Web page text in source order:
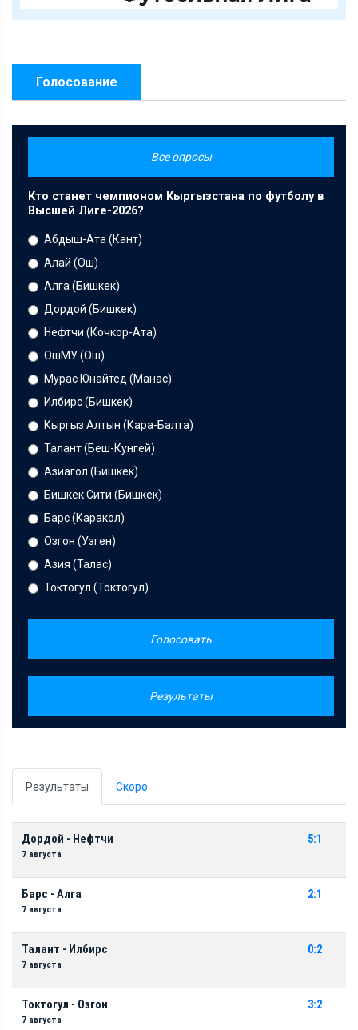
Голосование
Все опросы
Кто станет чемпионом Кыргызстана по футболу в
Высшей Лиге-2026?
Абдыш-Ата (Кант)
Алай (Ош)
Алга (Бишкек)
Дордой (Бишкек)
Нефтчи (Кочкор-Ата)
ОшМУ (Ош)
Мурас Юнайтед (Манас)
Илбирс (Бишкек)
Кыргыз Алтын (Кара-Балта)
Талант (Беш-Кунгей)
Азиагол (Бишкек)
Бишкек Сити (Бишкек)
Барс (Каракол)
Озгон (Узген)
Азия (Талас)
Токтогул (Токтогул)
Голосовать
Результаты
Результаты Скоро
Дордой - Нефтчи
7 августа
5:1
Барс - Алга
7 августа
2:1
Талант - Илбирс
7 августа
0:2
Токтогул - Озгон
7 августа
3:2